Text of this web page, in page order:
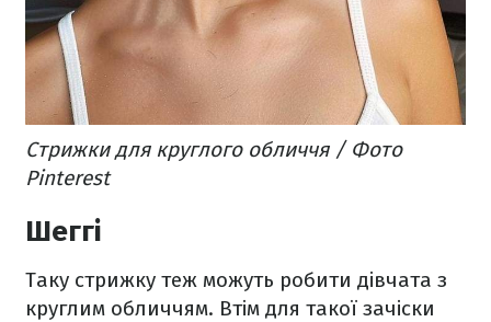
Стрижки для круглого обличчя / Фото
Pinterest
Шеггі
Таку стрижку теж можуть робити дівчата з
круглим обличчям. Втім для такої зачіски